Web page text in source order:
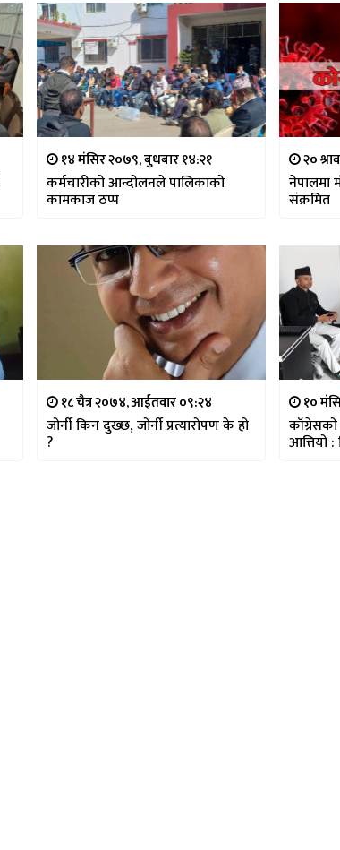
१४ मंसिर २०७९, बुधबार १४:२१
कर्मचारीको आन्दोलनले पालिकाको
कामकाज ठप्प
२०
नेपालमा
संक्रमित
१८ चैत्र २०७४, आईतवार ०९:२४
जोर्नी किन दुख्छ, जोर्नी प्रत्यारोपण के हो
?
१०
आत्तियो